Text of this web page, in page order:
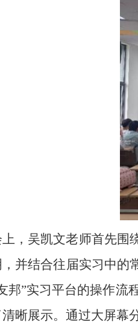
，吴凯文老师首先围
并结合往届实习中的
邦”实习平台的操作流
晰展示。通过大屏幕